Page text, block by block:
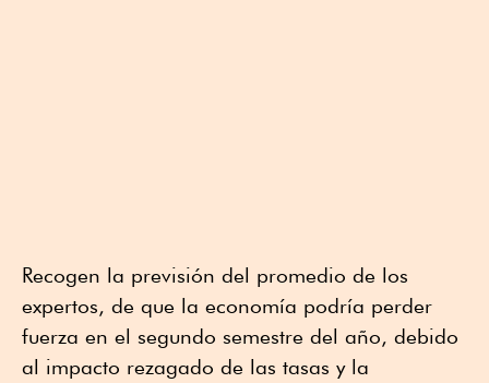
Recogen la previsión del promedio de los
expertos, de que la economía podría perder
fuerza en el segundo semestre del año, debido
al impacto rezagado de las tasas y la